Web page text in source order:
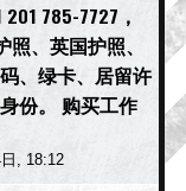
785-7727，
、英国护照、
、绿卡、居留许
份。 购买工作
, 18:12